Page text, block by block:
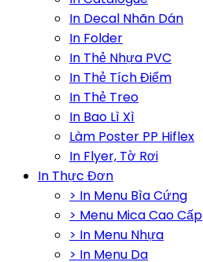
In Decal Nhãn Dán
In Folder
In Thẻ Nhựa PVC
In Thẻ Tích Điểm
In Thẻ Treo
In Bao Lì Xì
Làm Poster PP Hiflex
In Flyer, Tờ Rơi
In Thực Đơn
> In Menu Bìa Cứng
> Menu Mica Cao Cấp
> In Menu Nhựa
> In Menu Da